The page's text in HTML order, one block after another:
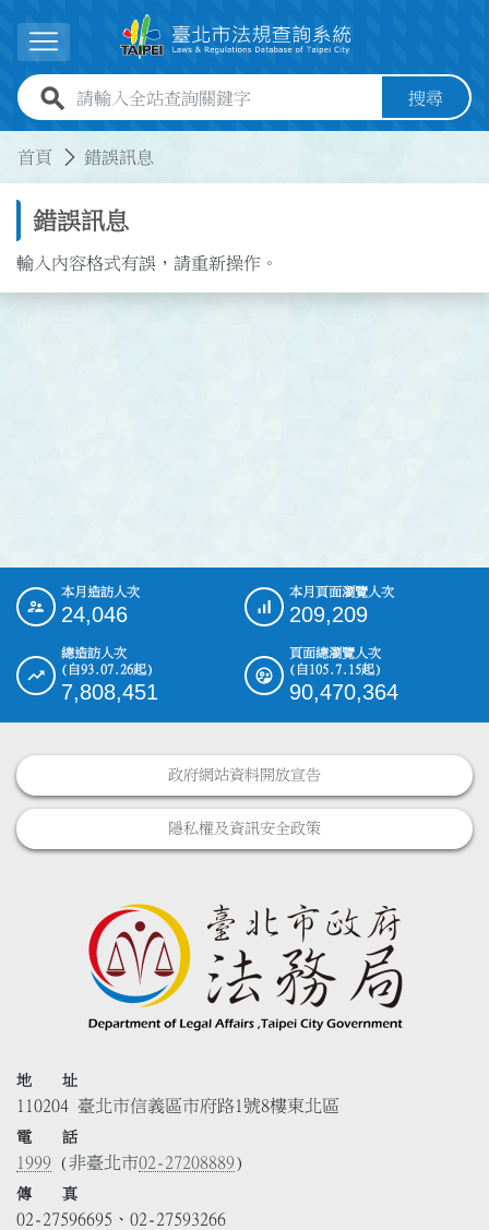
展開選單
全站查詢關鍵字欄位 搜尋
首頁 錯誤訊息
錯誤訊息
輸入內容格式有誤，請重新操作。
::: 本月造訪人次
24,046
本月頁面瀏覽人次
209,209
總造訪人次
(自93.07.26起)
7,808,451
頁面總瀏覽人次
(自105.7.15起)
90,470,364
政府網站資料開放宣告
隱私權及資訊安全政策
地 址
110204 臺北市信義區市府路1號8樓東北區
電 話
1999 (非臺北市02-27208889)
傳 真
02-27596695、02-27593266